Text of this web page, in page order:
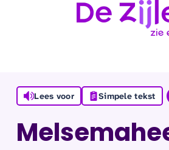
Lees voor Simpele tekst